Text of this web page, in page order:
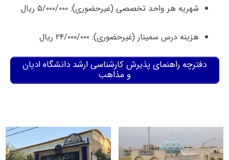
شهریه هر واحد تخصصی (غیرحضوری): ۵/۰۰۰/۰۰۰ ریال
هزینه درس سمینار (غیرحضوری): ۲۴/۰۰۰/۰۰۰ ریال
دفترچه راهنمای پذیرش کارشناسی ارشد دانشگاه ادیان
و مذاهب